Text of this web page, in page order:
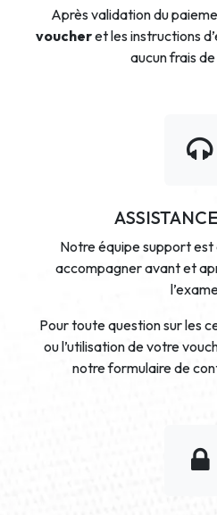
Après validation du
voucheret les instructions
aucun frais
Notre équipe support est
accompagner avant et
Pour toute question sur les
ou l’utilisation de votre
notre formulaire de